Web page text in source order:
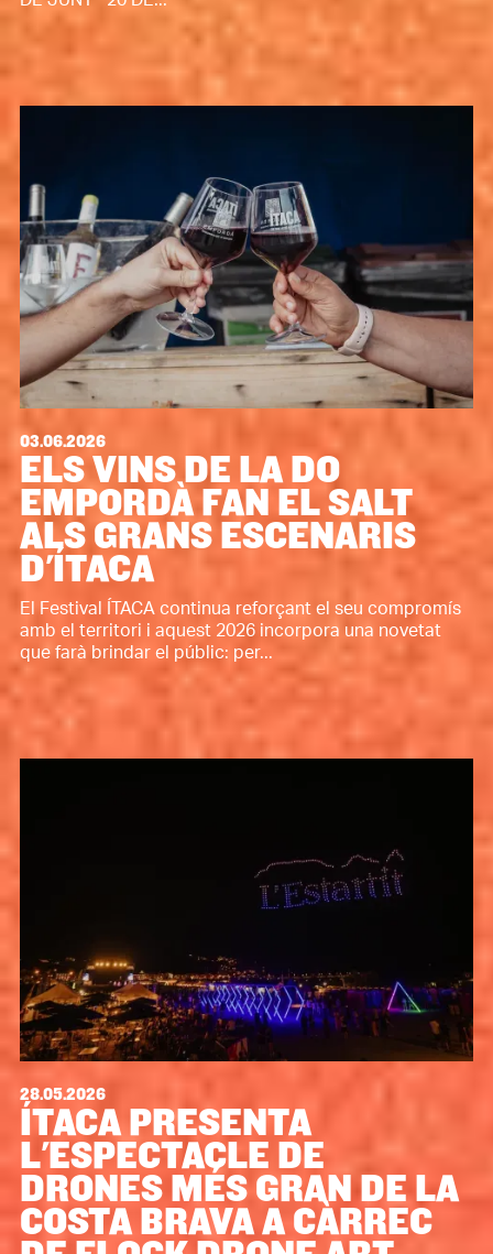
03.06.2026
ELS VINS DE LA DO
EMPORDÀ FAN EL SALT
ALS GRANS ESCENARIS
D'ÍTACA
El Festival ÍTACA continua reforçant el seu compromís
amb el territori i aquest 2026 incorpora una novetat
que farà brindar el públic: per...
28.05.2026
ÍTACA PRESENTA
L'ESPECTACLE DE
DRONES MÉS GRAN DE LA
COSTA BRAVA A CÀRREC